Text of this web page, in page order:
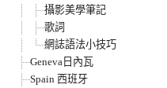
攝影美學筆記
歌詞
網誌語法小技巧
Geneva日內瓦
Spain 西班牙